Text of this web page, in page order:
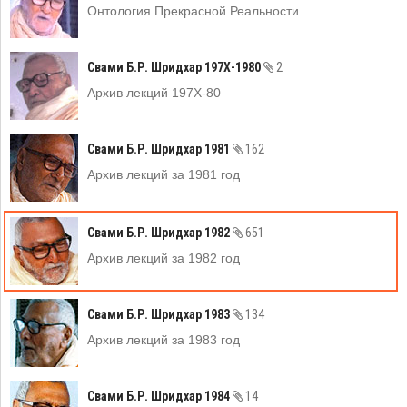
Онтология Прекрасной Реальности
Свами Б.Р. Шридхар 197Х-1980
2
Архив лекций 197Х-80
Свами Б.Р. Шридхар 1981
162
Архив лекций за 1981 год
Свами Б.Р. Шридхар 1982
651
Архив лекций за 1982 год
Свами Б.Р. Шридхар 1983
134
Архив лекций за 1983 год
Свами Б.Р. Шридхар 1984 14